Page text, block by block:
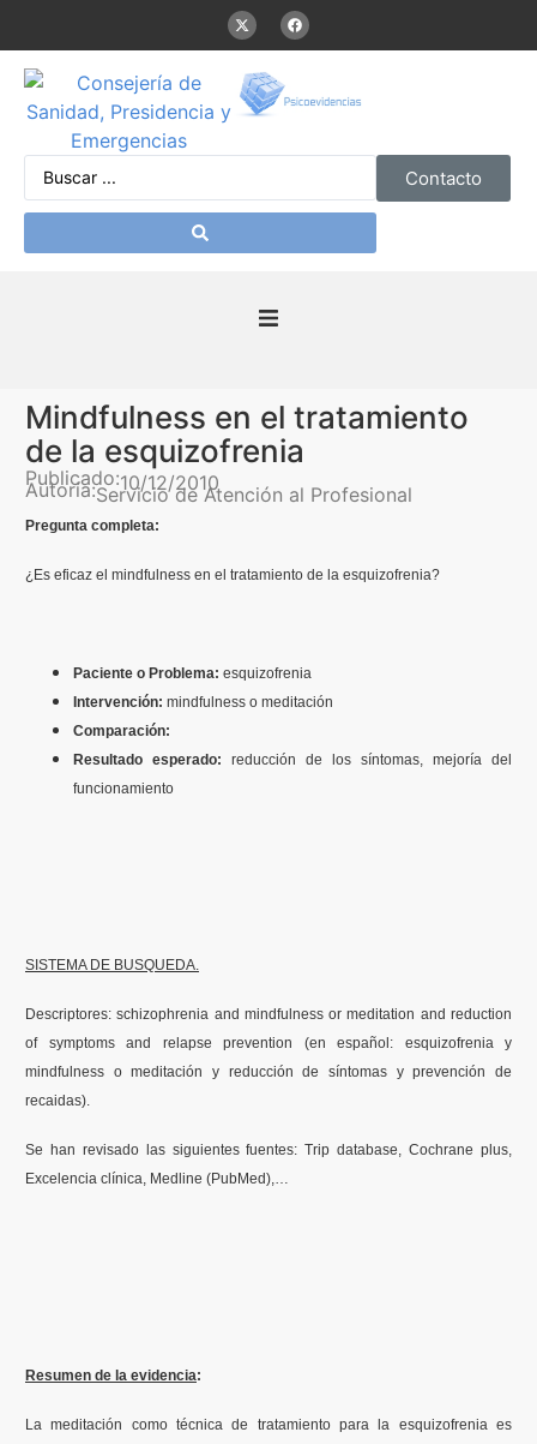
Contacto
Presentación
De interés
Contenidos Psicoevidencias
Boletín
Mindfulness en el tratamiento
de la esquizofrenia
Publicado:10/12/2010
Autoría:Servicio de Atención al Profesional
Pregunta completa:
¿Es eficaz el mindfulness en el tratamiento de la esquizofrenia?
Paciente o Problema: esquizofrenia
Intervención: mindfulness o meditación
Comparación:
Resultado esperado: reducción de los síntomas, mejoría del
funcionamiento
SISTEMA DE BUSQUEDA.
Descriptores: schizophrenia and mindfulness or meditation and reduction
of symptoms and relapse prevention (en español: esquizofrenia y
mindfulness o meditación y reducción de síntomas y prevención de
recaidas).
Se han revisado las siguientes fuentes: Trip database, Cochrane plus,
Excelencia clínica, Medline (PubMed),…
Resumen de la evidencia:
La meditación como técnica de tratamiento para la esquizofrenia es